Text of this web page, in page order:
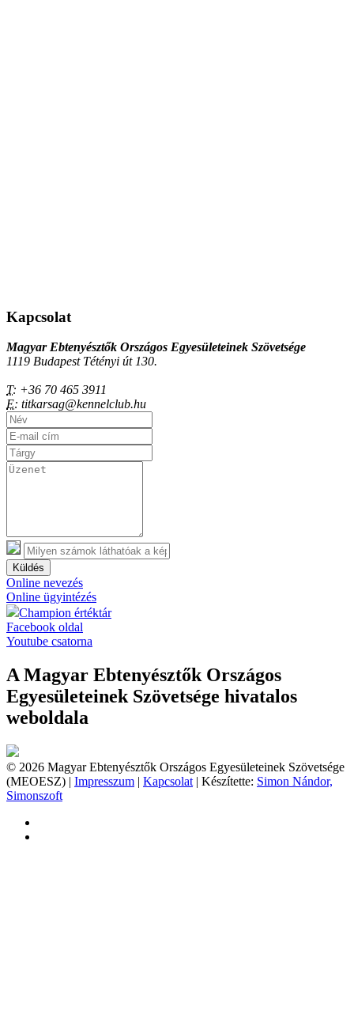
Kapcsolat
Magyar Ebtenyésztők Országos Egyesületeinek Szövetsége
1119 Budapest Tétényi út 130.
T: +36 70 465 3911
E: titkarsag@kennelclub.hu
Küldés
Online nevezés
Online ügyintézés
Champion értéktár
Facebook oldal
Youtube csatorna
A Magyar Ebtenyésztők Országos
Egyesületeinek Szövetsége hivatalos
weboldala
© 2026 Magyar Ebtenyésztők Országos Egyesületeinek Szövetsége
(MEOESZ) | Impresszum | Kapcsolat | Készítette: Simon Nándor,
Simonszoft